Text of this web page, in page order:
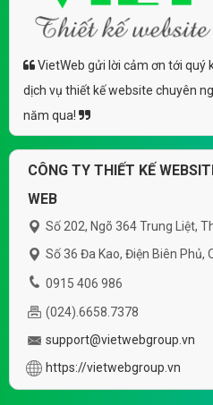
VietWeb gửi lời cảm ơn tới quý
dịch vụ thiết kế website chuyên
năm qua!
CÔNG TY THIẾT KẾ
WEB
Số 202, Ngõ 364 Trung Liệt,
Số 36 Đa Kao, Điện Biên Phủ,
0915 406 986
(024).6658.7378
support@vietwebgroup.vn
https://vietwebgroup.vn